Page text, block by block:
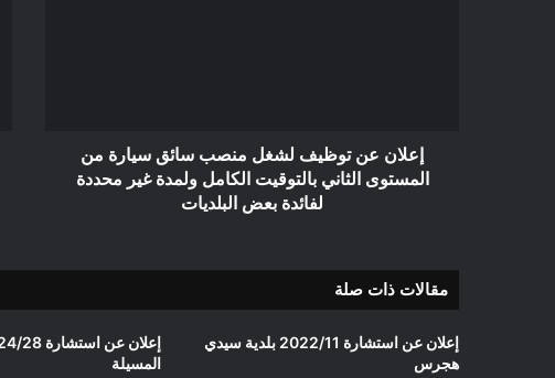
بالتوقيت
محددة
لفائدة
بعض
البلديات
إعلان عن توظيف لشغل منصب سائق سيارة من
المستوى الثاني بالتوقيت الكامل ولمدة غير محددة
لفائدة بعض البلديات
مقالات ذات صلة
إعلان عن استشارة 2022/11 بلدية سيدي
هجرس
المسيلة